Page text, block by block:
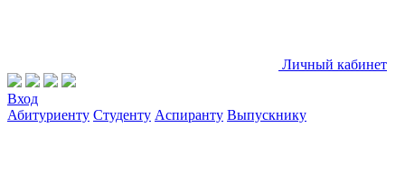
Личный кабинет
Вход
Абитуриенту Студенту Аспиранту Выпускнику